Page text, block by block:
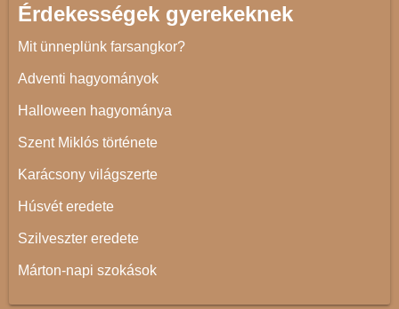
Érdekességek gyerekeknek
Mit ünneplünk farsangkor?
Adventi hagyományok
Halloween hagyománya
Szent Miklós története
Karácsony világszerte
Húsvét eredete
Szilveszter eredete
Márton-napi szokások